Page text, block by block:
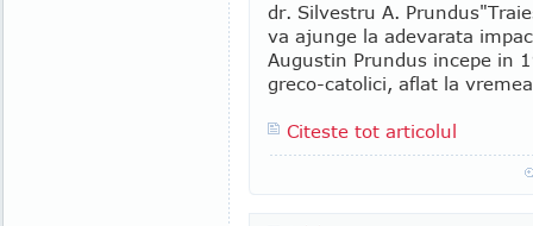
dr. Silvestru A.
va ajunge la adevarata
Augustin Prundus incepe in
greco-catolici, aflat la
Citeste tot articolul